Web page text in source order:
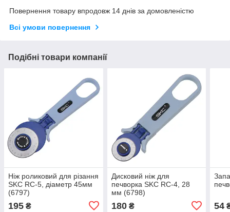
Повернення товару впродовж 14 днів за домовленістю
Всі умови повернення
Подібні товари компанії
Ніж роликовий для різання
SKC RC-5, діаметр 45мм
(6797)
195 ₴
Дисковий ніж для
печворка SKC RC-4, 28
мм (6798)
180₴ 54